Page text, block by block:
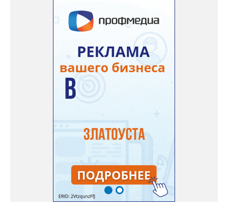
несвоевременно приняли меры для предотвращения
“перемерзания” общей домовой тепловой сети
многоквартирного дома, отсутствовало взаимодействие с
ресурсоснабжающей организацией, ЕДДС и иными службами»,
— сообщила начальник Главного управления ГЖИ Ирина
Настенко. В следующий раз, рекомендовали в
Госжилинспекции, службы должны действовать слаженно. И
оперативно делиться информацией со всеми
заинтересованными – от поставщика тепла до конечных